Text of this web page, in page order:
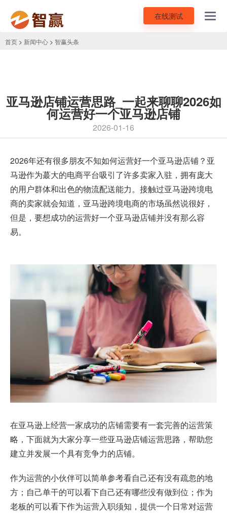
在线测试
首页 > 新闻中心 > 智赢头条
亚马逊店铺运营思路_一起来聊聊2026如
何运营好一个亚马逊店铺
2026-01-16
2026年还有很多朋友不知如何运营好一个亚马逊店铺？亚
马逊作为蕞大的电商平台吸引了许多卖家入驻，拥有庞大
的用户群体和出色的物流配送能力。接触过亚马逊跨境电
商的卖家就会知道，亚马逊跨境电商的市场虽然说很好，
但是，要想成功的运营好一个亚马逊店铺并没有那么容
易。
在亚马逊上经营一家成功的店铺需要有一套完善的运营策
略，下面就为大家分享一些亚马逊店铺运营思路，帮助您
建立并发展一个具有竞争力的店铺。
作为运营的小伙伴可以简单参考看自己还有没有疏忽的地
方；自己单干的可以看下自己还有哪些没有做到位；作为
老板的可以看下作为运营入职须知，提供一个日常对运营